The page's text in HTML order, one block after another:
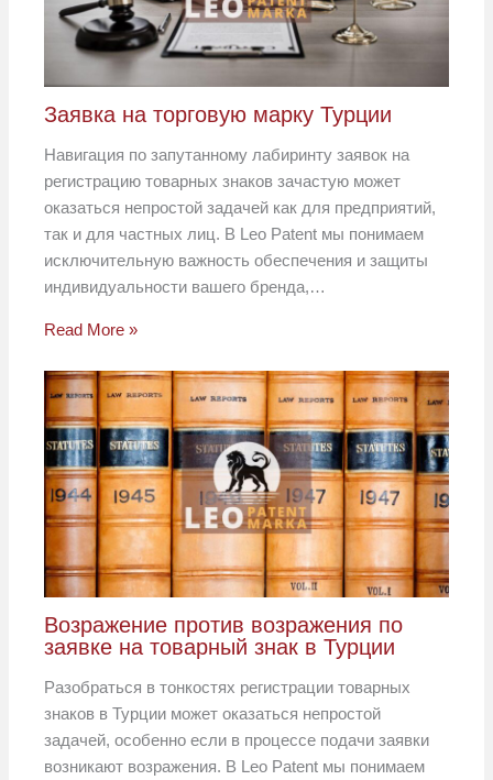
Заявка на торговую марку Турции
Навигация по запутанному лабиринту заявок на
регистрацию товарных знаков зачастую может
оказаться непростой задачей как для предприятий,
так и для частных лиц. В Leo Patent мы понимаем
исключительную важность обеспечения и защиты
индивидуальности вашего бренда,…
Read More »
Возражение против возражения по
заявке на товарный знак в Турции
Разобраться в тонкостях регистрации товарных
знаков в Турции может оказаться непростой
задачей, особенно если в процессе подачи заявки
возникают возражения. В Leo Patent мы понимаем